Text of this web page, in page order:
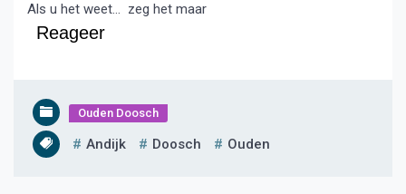
Als u het weet… zeg het maar
Reageer
Ouden Doosch
Andijk Doosch Ouden